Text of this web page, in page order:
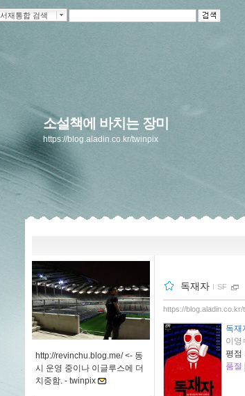
서재통합 검색
소설책에 바치는 장미
https://blog.aladin.co.kr/twinpix
http://revinchu.blog.me/ <- 동
시 운영 중이나 이글루스에 더
치중함. - twinpix
독재자 ｌ SF
https://blog.aladin.co.kr/
독재
이영
평점
품절